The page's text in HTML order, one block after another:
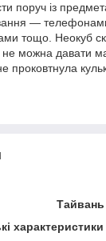
поруч із
—
тощо. Неокуб
не можна давати
проковтнула
Тайвань
характеристики